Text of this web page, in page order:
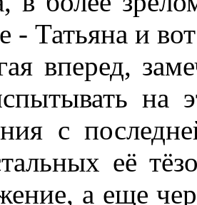
- Татьяна и
вперед,
на
с
её
а еще